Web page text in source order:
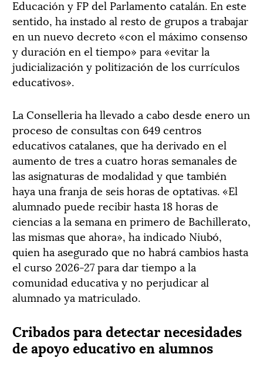
Educación y FP del Parlamento catalán. En este
sentido, ha instado al resto de grupos a trabajar
en un nuevo decreto «con el máximo consenso
y duración en el tiempo» para «evitar la
judicialización y politización de los currículos
educativos».
La Conselleria ha llevado a cabo desde enero un
proceso de consultas con 649 centros
educativos catalanes, que ha derivado en el
aumento de tres a cuatro horas semanales de
las asignaturas de modalidad y que también
haya una franja de seis horas de optativas. «El
alumnado puede recibir hasta 18 horas de
ciencias a la semana en primero de Bachillerato,
las mismas que ahora», ha indicado Niubó,
quien ha asegurado que no habrá cambios hasta
el curso 2026-27 para dar tiempo a la
comunidad educativa y no perjudicar al
alumnado ya matriculado.
Cribados para detectar necesidades
de apoyo educativo en alumnos